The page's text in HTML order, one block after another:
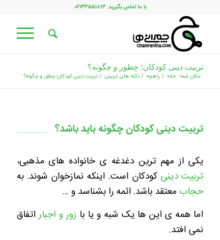
با ما تماس بگیرید: ۰۲۱۳۳۵۵۱۸۱۳
تربیت دینی کودکان؛ چطور و چگونه؟
مکان شما: خانه / راهچه /نکته های تربیتی /تربیت دینی کودکان؛ چطور و چگونه؟
تربیت دینی کودکان چگونه باید باشد؟
یکی از مهم ترین دغدغه ی خانواده های مذهبی،
تربیت دینی کودکان است. اینکه نمازخوان شوند. به
حجاب معتقد باشد. ائمه را بشناسد و …
اما همه ی این ها یک شبه و یا با زور و اجباراتفاق
نمی افتد.